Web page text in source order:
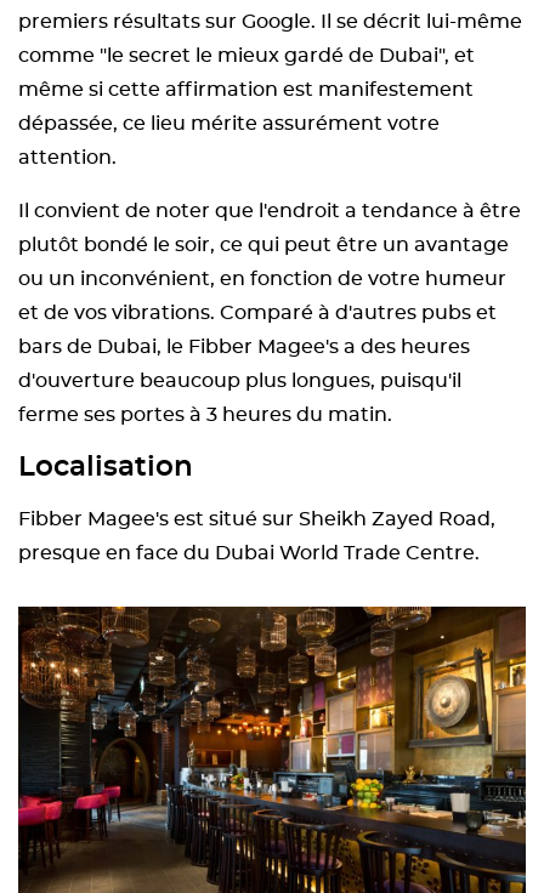
premiers résultats sur Google. Il se décrit lui-même
comme "le secret le mieux gardé de Dubai", et
même si cette affirmation est manifestement
dépassée, ce lieu mérite assurément votre
attention.
Il convient de noter que l'endroit a tendance à être
plutôt bondé le soir, ce qui peut être un avantage
ou un inconvénient, en fonction de votre humeur
et de vos vibrations. Comparé à d'autres pubs et
bars de Dubai, le Fibber Magee's a des heures
d'ouverture beaucoup plus longues, puisqu'il
ferme ses portes à 3 heures du matin.
Localisation
Fibber Magee's est situé sur Sheikh Zayed Road,
presque en face du Dubai World Trade Centre.